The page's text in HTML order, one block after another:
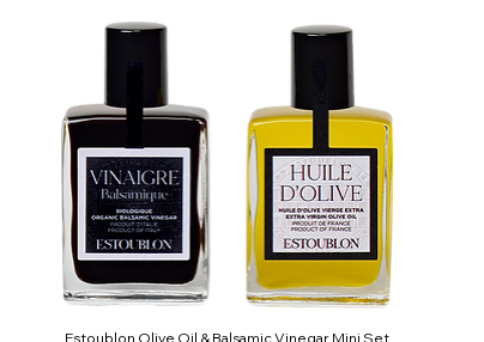
Estoublon Olive Oil & Balsamic Vinegar Mini Set